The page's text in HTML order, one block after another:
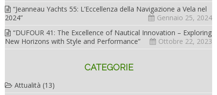
“Jeanneau Yachts 55: L’Eccellenza della Navigazione a Vela nel
2024”
Gennaio 25, 2024
“DUFOUR 41: The Excellence of Nautical Innovation – Exploring
New Horizons with Style and Performance”
Ottobre 22, 2023
CATEGORIE
Attualità (13)